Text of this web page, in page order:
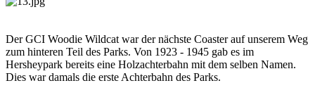
Der GCI Woodie Wildcat war der nächste Coaster auf unserem Weg
zum hinteren Teil des Parks. Von 1923 - 1945 gab es im
Hersheypark bereits eine Holzachterbahn mit dem selben Namen.
Dies war damals die erste Achterbahn des Parks.